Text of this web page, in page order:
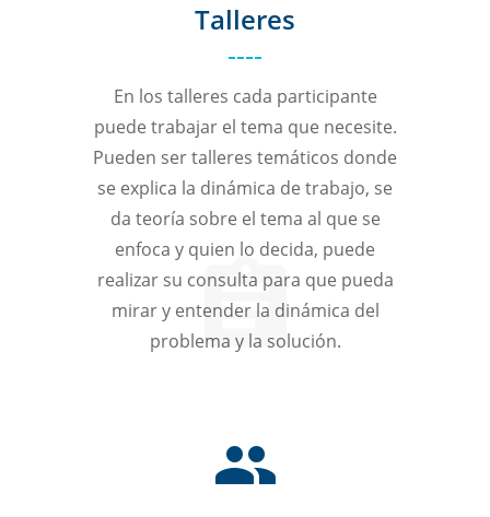
Talleres
En los talleres cada participante
puede trabajar el tema que necesite.
Pueden ser talleres temáticos donde
se explica la dinámica de trabajo, se
da teoría sobre el tema al que se
enfoca y quien lo decida, puede
realizar su consulta para que pueda
mirar y entender la dinámica del
problema y la solución.